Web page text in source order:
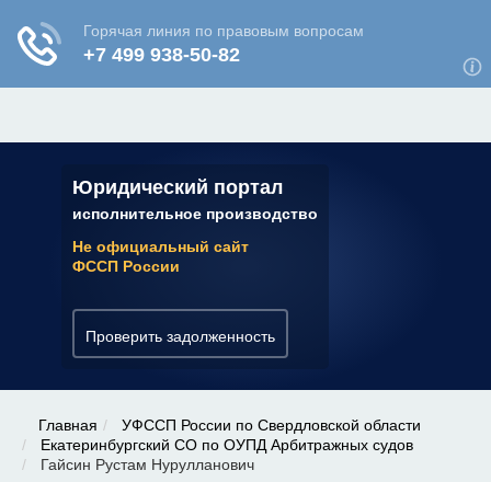
Юридический портал
исполнительное производство
Не официальный сайт
ФССП России
Проверить задолженность
✆ 7 (800) 350-22-64
Главная
УФССП России по Свердловской области
Екатеринбургский СО по ОУПД Арбитражных судов
Гайсин Рустам Нурулланович